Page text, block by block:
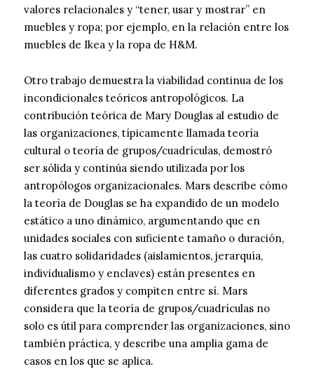
valores relacionales y “tener, usar y mostrar” en
muebles y ropa; por ejemplo, en la relación entre los
muebles de Ikea y la ropa de H&M.
Otro trabajo demuestra la viabilidad continua de los
incondicionales teóricos antropológicos. La
contribución teórica de Mary Douglas al estudio de
las organizaciones, típicamente llamada teoría
cultural o teoría de grupos/cuadrículas, demostró
ser sólida y continúa siendo utilizada por los
antropólogos organizacionales. Mars describe cómo
la teoría de Douglas se ha expandido de un modelo
estático a uno dinámico, argumentando que en
unidades sociales con suficiente tamaño o duración,
las cuatro solidaridades (aislamientos, jerarquía,
individualismo y enclaves) están presentes en
diferentes grados y compiten entre sí. Mars
considera que la teoría de grupos/cuadrículas no
solo es útil para comprender las organizaciones, sino
también práctica, y describe una amplia gama de
casos en los que se aplica.